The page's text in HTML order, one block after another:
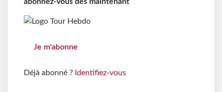
Je m'abonne
Déjà abonné ? Identifiez-vous